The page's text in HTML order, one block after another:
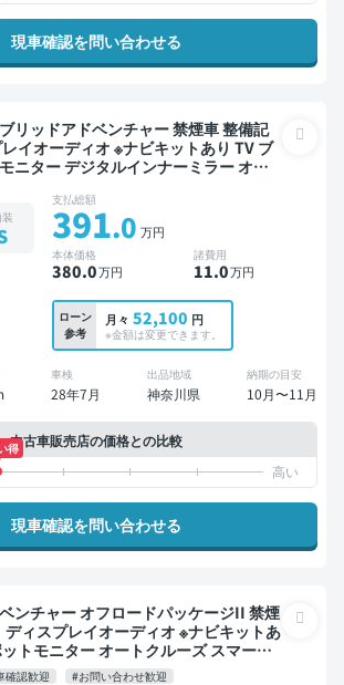
現車確認を問い合わせる
アドベンチャー 禁煙車 整備記
イオーディオ ※ナビキットあり TV ブ
ニター デジタルインナーミラー オー
ドライブレコーダー 衝突軽減
支払総額
391.0 万円
本体価格
380.0万円
諸費用
11.0万円
ローン
参考
月々 52,100 円
※金額は変更できます。
車検
28年7月
出品地域
神奈川県
納期の目安
10月〜11月
中古車販売店の価格との比較
得
現車確認を問い合わせる
ンチャー オフロードパッケージII 禁煙
ディスプレイオーディオ ※ナビキットあ
トモニター オートクルーズ スマート
ター ドライブレコーダー 衝突軽減
確認歓迎 #お問い合わせ歓迎